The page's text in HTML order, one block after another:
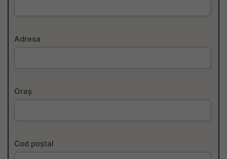
Adresa
Oraș
Cod poștal